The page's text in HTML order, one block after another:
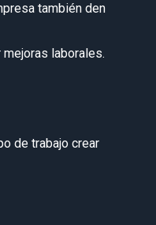
también den
laborales.
de trabajo crear